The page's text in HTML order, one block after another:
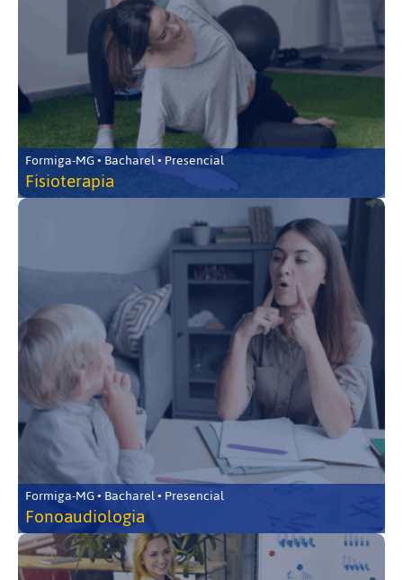
Formiga-MG • Bacharel • Presencial
Fisioterapia
Formiga-MG • Bacharel • Presencial
Fonoaudiologia